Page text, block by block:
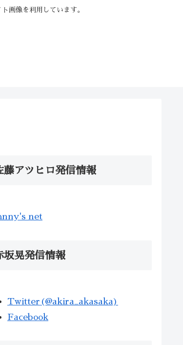
画像を利用しています。
藤アツヒロ発信情報
net
坂晃発信情報
Twitter(@akira_akasaka)
Facebook